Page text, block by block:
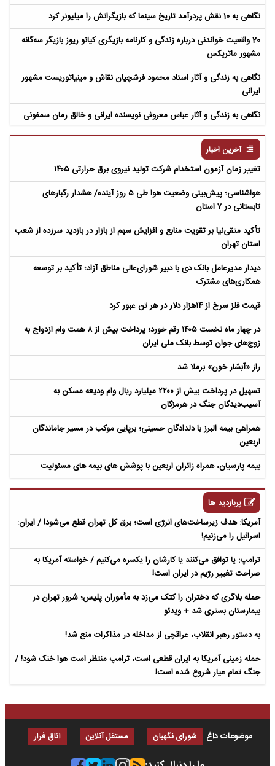
نگاهی به 10 نقش پردرآمد تاریخ سینما که بازیگرانش را میلیونر کرد
20 واقعیت خواندنی درباره زندگی و کارنامه بازیگری کیانو ریوز بازیگر سه‌گانه
مشهور ماتریکس
نگاهی به زندگی و آثار استاد محمود فرشچیان نقاش و مینیاتوریست مشهور
ایرانی
نگاهی به زندگی و آثار عباس معروفی نویسنده ایرانی و خالق رمان سمفونی
آخرین اخبار
تغییر زمان آزمون استخدام شرکت تولید نیروی برق حرارتی ۱۴۰۵
هواشناسی؛ پیش‌بینی وضعیت هوا طی ۵ روز آینده/ هشدار رگبارهای
تابستانی در ۷ استان
تأکید متقی‌نیا بر تقویت منابع و افزایش سهم از بازار در بازدید سرزده از شعب
استان تهران
دیدار مدیرعامل بانک دی با دبیر شورای‌عالی مناطق آزاد؛ تأکید بر توسعه
همکاری‌های مشترک
قیمت فلز سرخ از ۱۴هزار دلار در هر تن عبور کرد
در چهار ماه نخست ۱۴۰۵ رقم خورد؛ پرداخت بیش از ۸ همت وام ازدواج به
زوج‌های جوان توسط بانک ملی ایران
راز «آبشار خون» برملا شد
تسهیل در پرداخت بیش از ۲۲۰۰ میلیارد ریال وام ودیعه مسکن به
آسیب‌دیدگان جنگ در هرمزگان
همراهی بیمه البرز با دلدادگان حسینی؛ برپایی موکب در مسیر جاماندگان
اربعین
بیمه پارسیان، همراه زائران اربعین با پوشش های بیمه های مسئولیت
پربازدید ها
آمریکا: هدف زیرساخت‌های انرژی است؛ برق کل تهران قطع می‌شود! / ایران:
اسرائیل را می‌زنیم!
ترامپ: یا توافق می‌کنند یا کارشان را یکسره می‌کنیم / خواسته آمریکا به
صراحت تغییر رژیم در ایران است!
حمله بلاگری که دختران را کتک می‌زد به مأموران پلیس؛ شرور تهران در
بیمارستان بستری شد + ویدئو
به دستور رهبر انقلاب، عراقچی از مداخله در مذاکرات منع شد!
حمله زمینی آمریکا به ایران قطعی است، ترامپ منتظر است هوا خنک شود! /
جنگ تمام عیار شروع شده است!
موضوعات داغ شورای نگهبان مستقل آنلاین اتاق فرار